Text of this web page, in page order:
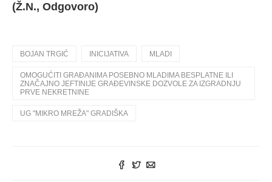
(Ž.N., Odgovoro)
BOJAN TRGIĆ INICIJATIVA MLADI
OMOGUĆITI GRAĐANIMA POSEBNO MLADIMA BESPLATNE ILI
ZNAČAJNO JEFTINIJE GRAĐEVINSKE DOZVOLE ZA IZGRADNJU
PRVE NEKRETNINE
UG "MIKRO MREŽA" GRADIŠKA